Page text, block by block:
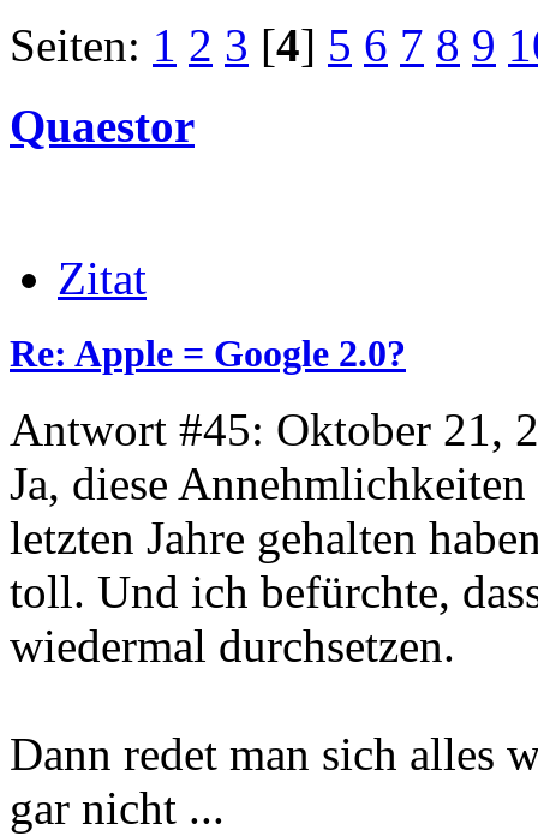
Seiten: 1 2 3 [4] 5 6 7 8 9
Quaestor
Zitat
Re: Apple = Google 2.0?
Antwort #45: Oktober 21,
Ja, diese
letzten Jahre gehalten
toll. Und ich befürchte,
wiedermal durchsetzen.
Dann redet man sich alles
gar nicht ...